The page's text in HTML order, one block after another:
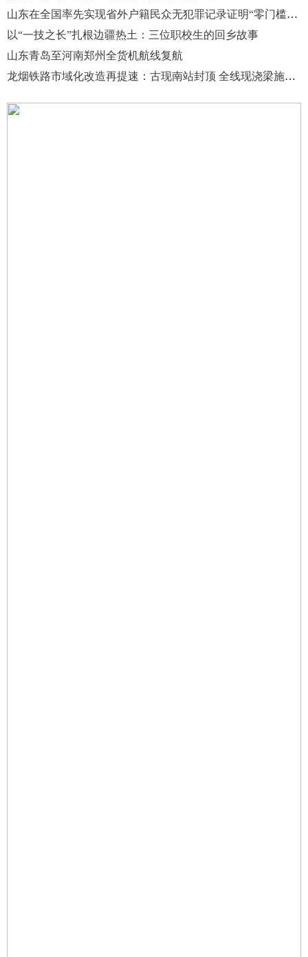
山东在全国率先实现省外户籍民众无犯罪记录证明“零门槛”全程网办
以“一技之长”扎根边疆热土：三位职校生的回乡故事
山东青岛至河南郑州全货机航线复航
龙烟铁路市域化改造再提速：古现南站封顶 全线现浇梁施工完成